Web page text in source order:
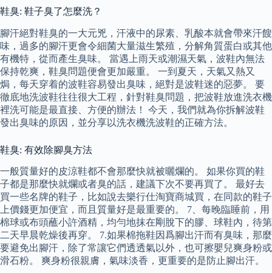
鞋臭: 鞋子臭了怎麼洗？
腳汗絕對鞋臭的一大元兇，汗液中的尿素、乳酸本就會帶來汗餿
味，過多的腳汗更會令細菌大量滋生繁殖，分解角質蛋白或其他
有機特，從而產生臭味。 當遇上雨天或潮濕天氣，波鞋內無法
保持乾爽，鞋臭問題便會更加嚴重。 一到夏天，天氣又熱又
焗，每天穿着的波鞋容易發出臭味，絕對是波鞋迷的惡夢。 要
徹底地洗波鞋往往很大工程，針對鞋臭問題，把波鞋放進洗衣機
裡洗可能是最直接、方便的辦法！ 今天，我們就為你拆解波鞋
發出臭味的原因，並分享以洗衣機洗波鞋的正確方法。
鞋臭: 有效除腳臭方法
一般質量好的皮涼鞋都不會那麼快就被曬爛的。 如果你買的鞋
子都是那麼快就爛或者臭的話，建議下次不要再買了。 最好去
買一些名牌的鞋子，比如說去樂行仕淘寶商城買，在同款的鞋子
上價錢更加便宜，而且質量好是最重要的。 7、每晚臨睡前，用
棉球或布頭蘸小許酒精，均勻地抹在剛脫下的膠、球鞋內，待第
二天早晨乾燥後再穿。 7.如果棉拖鞋因爲腳出汗而有臭味，那麼
要避免出腳汗，除了常讓它們透透氣以外，也可擦嬰兒爽身粉或
滑石粉。 爽身粉很親膚，氣味淡香，更重要的是防止腳出汗。